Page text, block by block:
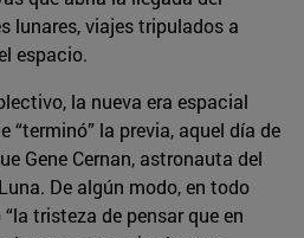
lunares, viajes tripulados a
espacio.
la nueva era espacial
“terminó” la previa, aquel día de
Gene Cernan, astronauta del
De algún modo, en todo
tristeza de pensar que en